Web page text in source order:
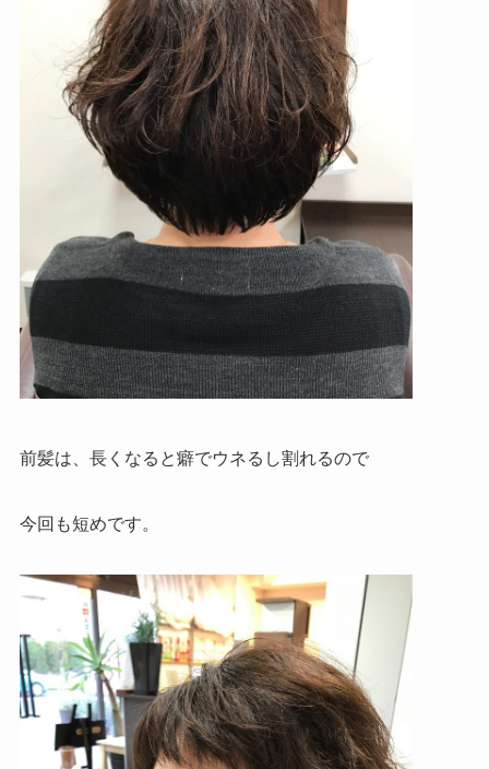
前髪は、長くなると癖でウネるし割れるので
今回も短めです。